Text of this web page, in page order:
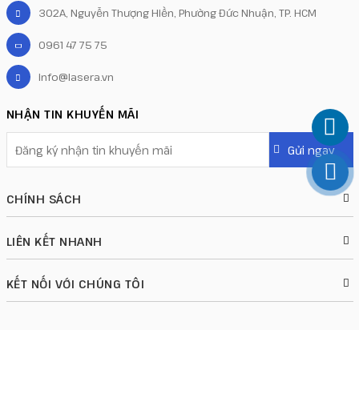
302A, Nguyễn Thượng Hiền, Phường Đức Nhuận, TP. HCM
0961 47 75 75
info@lasera.vn
NHẬN TIN KHUYẾN MÃI
CHÍNH SÁCH
LIÊN KẾT NHANH
KẾT NỐI VỚI CHÚNG TÔI